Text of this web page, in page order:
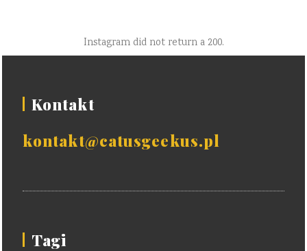
Instagram did not return a 200.
Kontakt
kontakt@catusgeekus.pl
Tagi